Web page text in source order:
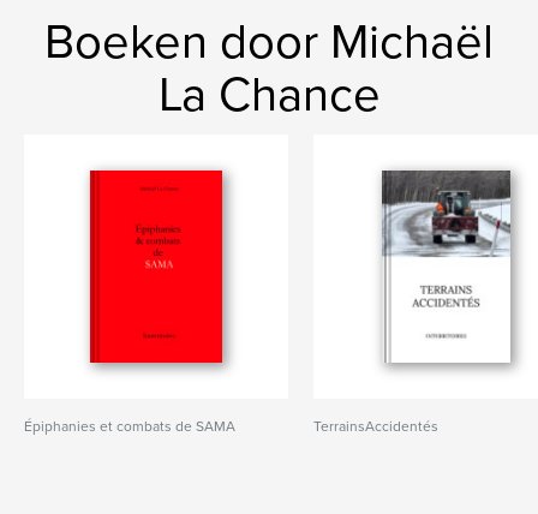
Boeken door Michaël
La Chance
Épiphanies et combats de SAMA TerrainsAccidentés